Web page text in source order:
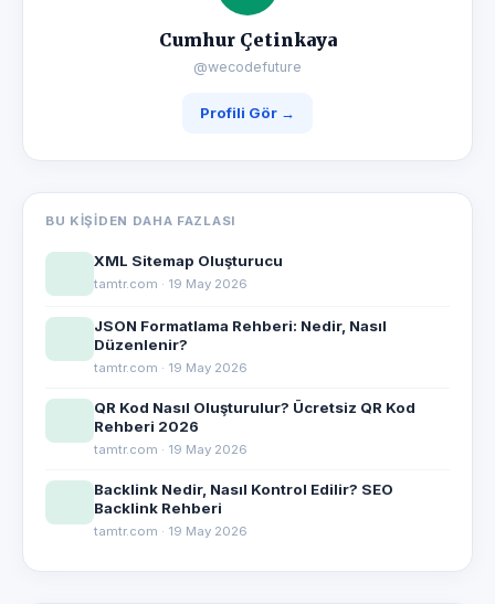
Cumhur Çetinkaya
@wecodefuture
Profili Gör →
BU KIŞIDEN DAHA FAZLASI
XML Sitemap Oluşturucu
tamtr.com · 19 May 2026
JSON Formatlama Rehberi: Nedir, Nasıl
Düzenlenir?
tamtr.com · 19 May 2026
QR Kod Nasıl Oluşturulur? Ücretsiz QR Kod
Rehberi 2026
tamtr.com · 19 May 2026
Backlink Nedir, Nasıl Kontrol Edilir? SEO
Backlink Rehberi
tamtr.com · 19 May 2026